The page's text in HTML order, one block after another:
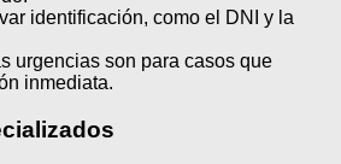
identificación, como el DNI y la
urgencias son para casos que
inmediata.